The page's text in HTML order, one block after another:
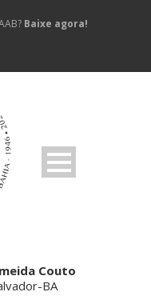
Baixe agora!
Couto
BA